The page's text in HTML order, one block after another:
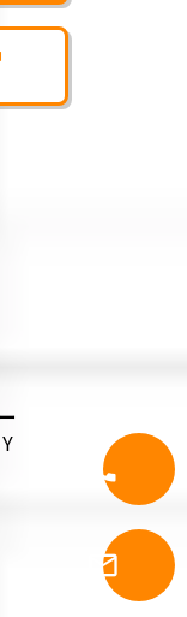
mail_outline
メール問
call 電話問合